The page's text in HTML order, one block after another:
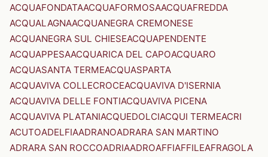
ACQUAFONDATAACQUAFORMOSAACQUAFREDDA
ACQUALAGNAACQUANEGRA CREMONESE
ACQUANEGRA SUL CHIESEACQUAPENDENTE
ACQUAPPESAACQUARICA DEL CAPOACQUARO
ACQUASANTA TERMEACQUASPARTA
ACQUAVIVA COLLECROCEACQUAVIVA D'ISERNIA
ACQUAVIVA DELLE FONTIACQUAVIVA PICENA
ACQUAVIVA PLATANIACQUEDOLCIACQUI TERMEACRI
ACUTOADELFIAADRANOADRARA SAN MARTINO
ADRARA SAN ROCCOADRIAADROAFFIAFFILEAFRAGOLA